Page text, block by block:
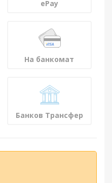
ePay
На банкомат
Банков Трансфер